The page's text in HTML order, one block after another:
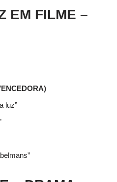
EM FILME –
luz”